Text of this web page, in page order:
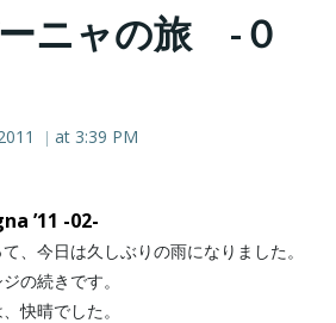
ニャの旅 -０
| at 3:39 PM
’11 -02-
、今日は久しぶりの雨になりました。
の続きです。
快晴でした。